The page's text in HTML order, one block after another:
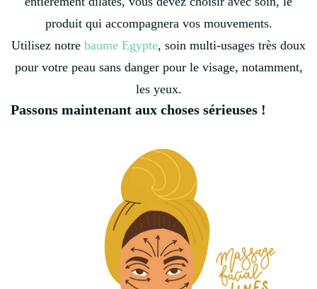
produit qui accompagnera vos mouvements.
Utilisez notre baume Egypte, soin multi-usages très doux
pour votre peau sans danger pour le visage, notamment,
les yeux.
Passons maintenant aux choses sérieuses !